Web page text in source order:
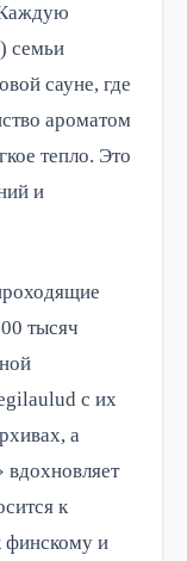
семьи
сауне, где
ароматом
тепло. Это
и
тысяч
с их
а
вдохновляет
к
финскому и